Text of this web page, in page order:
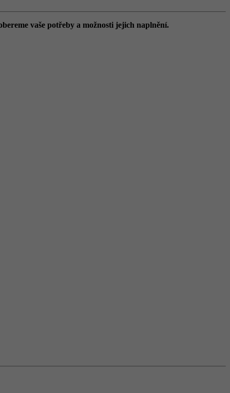
vaše potřeby a možnosti jejich naplnění.